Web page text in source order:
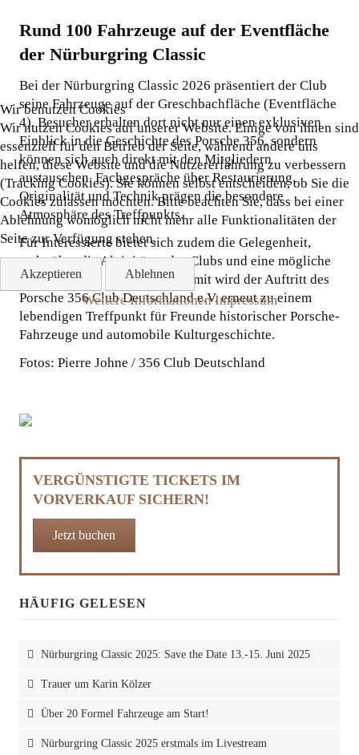
Rund 100 Fahrzeuge auf der Eventfläche
der Nürburgring Classic
Bei der Nürburgring Classic 2026 präsentiert der Club
seine Fahrzeuge auf der Greschbachfläche (Eventfläche
4). Besucher erhalten dort nicht nur einen exklusiven
Einblick in die Geschichte des Porsche 356, sondern
können sich auch direkt mit den Mitgliedern
austauschen. Fachgespräche über Restaurierung,
Originalität und Technik prägen die besondere
Atmosphäre des Treffpunkts.
Für Interessierte bietet sich zudem die Gelegenheit,
mehr über die Aktivitäten des Clubs und eine mögliche
Mitgliedschaft zu erfahren. Damit wird der Auftritt des
Porsche 356 Club Deutschland e.V. erneut zu einem
lebendigen Treffpunkt für Freunde historischer Porsche-
Fahrzeuge und automobile Kulturgeschichte.
Fotos: Pierre Johne / 356 Club Deutschland
VERGÜNSTIGTE TICKETS IM
VORVERKAUF SICHERN!
Jetzt buchen
HÄUFIG GELESEN
Nürburgring Classic 2025: Save the Date 13.-15. Juni 2025
Trauer um Karin Kölzer
Über 20 Formel Fahrzeuge am Start!
Nürburgring Classic 2025 erstmals im Livestream
Wir benutzen Cookies
Wir nutzen Cookies auf unserer Website. Einige von ihnen sind
essenziell für den Betrieb der Seite, während andere uns
helfen, diese Website und die Nutzererfahrung zu verbessern
(Tracking Cookies). Sie können selbst entscheiden, ob Sie die
Cookies zulassen möchten. Bitte beachten Sie, dass bei einer
Ablehnung womöglich nicht mehr alle Funktionalitäten der
Seite zur Verfügung stehen.
Akzeptieren Ablehnen
Weitere Informationen Impressum